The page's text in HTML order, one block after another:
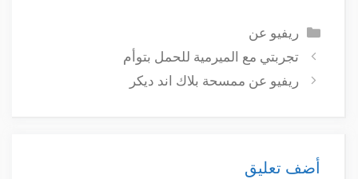
التصنيفات
ريفيو عن
تجربتي مع الميرمية للحمل بتوأم
ريفيو عن ممسحة بلاك اند ديكر
أضف تعليق